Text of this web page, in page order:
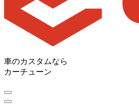
車のカスタムなら
カーチューン